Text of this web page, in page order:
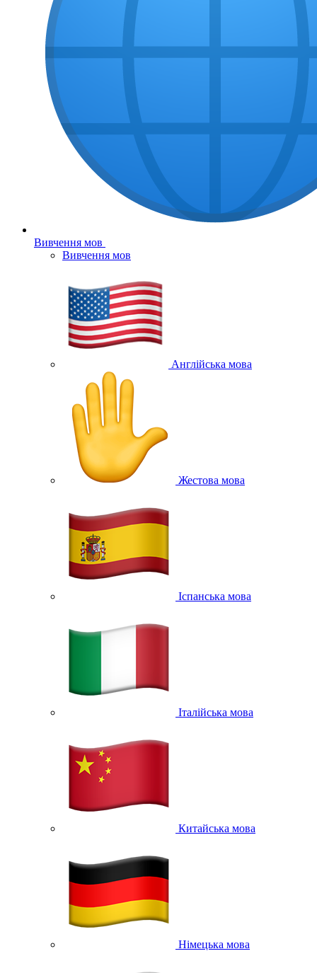
Вивчення мов
Вивчення мов
Англійська мова
Жестова мова
Іспанська мова
Італійська мова
Китайська мова
Німецька мова